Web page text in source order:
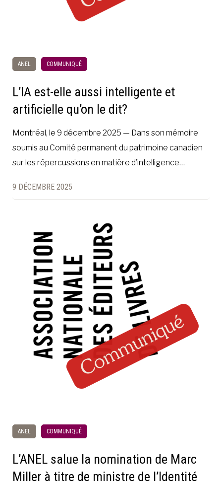
ANEL COMMUNIQUÉ
L’IA est-elle aussi intelligente et
artificielle qu’on le dit?
Montréal, le 9 décembre 2025 — Dans son mémoire
soumis au Comité permanent du patrimoine canadien
sur les répercussions en matière d’intelligence…
9 DÉCEMBRE 2025
ANEL COMMUNIQUÉ
L’ANEL salue la nomination de Marc
Miller à titre de ministre de l’Identité